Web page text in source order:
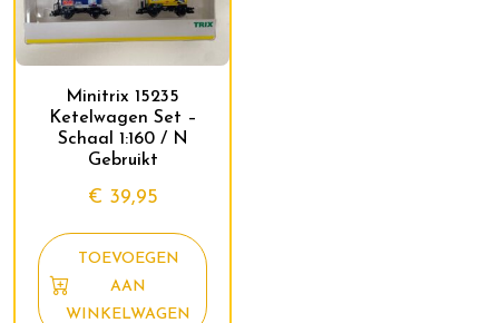
Minitrix 15235
Ketelwagen Set –
Schaal 1:160 / N
Gebruikt
€ 39,95
TOEVOEGEN
AAN
WINKELWAGEN